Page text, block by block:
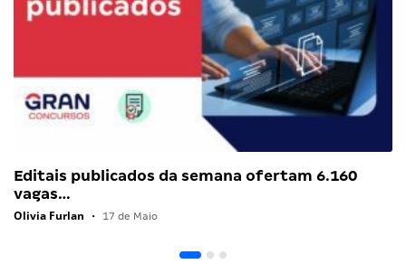
Editais publicados da semana ofertam 6.160
vagas…
Olivia Furlan • 17 de Maio